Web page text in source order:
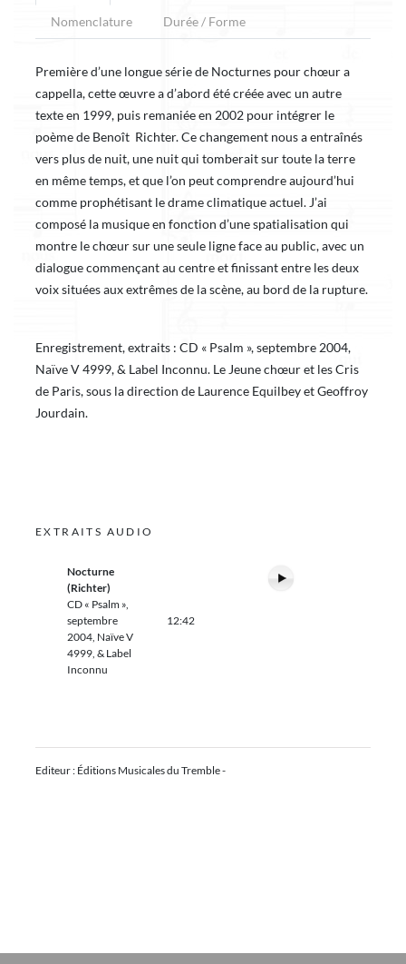
Nomenclature Durée / Forme
Première d’une longue série de Nocturnes pour chœur a
cappella, cette œuvre a d’abord été créée avec un autre
texte en 1999, puis remaniée en 2002 pour intégrer le
poème de Benoît Richter. Ce changement nous a entraînés
vers plus de nuit, une nuit qui tomberait sur toute la terre
en même temps, et que l’on peut comprendre aujourd’hui
comme prophétisant le drame climatique actuel. J’ai
composé la musique en fonction d’une spatialisation qui
montre le chœur sur une seule ligne face au public, avec un
dialogue commençant au centre et finissant entre les deux
voix situées aux extrêmes de la scène, au bord de la rupture.
Enregistrement, extraits : CD « Psalm », septembre 2004,
Naïve V 4999, & Label Inconnu. Le Jeune chœur et les Cris
de Paris, sous la direction de Laurence Equilbey et Geoffroy
Jourdain.
EXTRAITS AUDIO
Nocturne
(Richter)
CD « Psalm »,
septembre
2004, Naïve V
4999, & Label
Inconnu
12:42
Editeur : Éditions Musicales du Tremble -